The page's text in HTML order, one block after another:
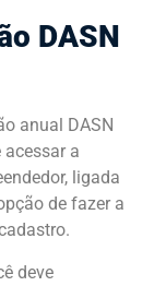
DASN
anual DASN
acessar a
ligada
de fazer a
deve